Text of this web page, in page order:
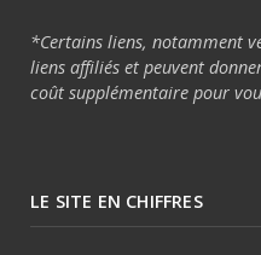
*Certains liens, notamment
liens affiliés et peuvent
coût supplémentaire pour
LE SITE EN CHIFFRES